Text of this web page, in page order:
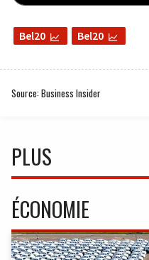
Bel20 Bel20
Source: Business Insider
PLUS
ÉCONOMIE